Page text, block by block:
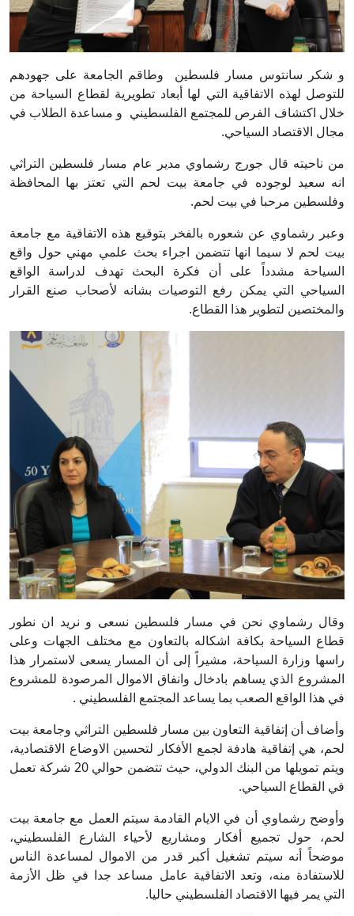
و شكر سانتوس مسار فلسطين وطاقم الجامعة على جهودهم
للتوصل لهذه الاتفاقية التي لها أبعاد تطويرية لقطاع السياحة من
خلال اكتشاف الفرص للمجتمع الفلسطيني و مساعدة الطلاب في
مجال الاقتصاد السياحي.
من ناحيته قال جورج رشماوي مدير عام مسار فلسطين التراثي
انه سعيد لوجوده في جامعة بيت لحم التي تعتز بها المحافظة
وفلسطين مرحبا في بيت لحم.
وعبر رشماوي عن شعوره بالفخر بتوقيع هذه الاتفاقية مع جامعة
بيت لحم لا سيما انها تتضمن اجراء بحث علمي مهني حول واقع
السياحة مشدداً على أن فكرة البحث تهدف لدراسة الواقع
السياحي التي يمكن رفع التوصيات بشانه لأصحاب صنع القرار
والمختصين لتطوير هذا القطاع.
وقال رشماوي نحن في مسار فلسطين نسعى و نريد ان نطور
قطاع السياحة بكافة اشكاله بالتعاون مع مختلف الجهات وعلى
راسها وزارة السياحة، مشيراً إلى أن المسار يسعى لاستمرار هذا
المشروع الذي يساهم بادخال وانفاق الاموال المرصودة للمشروع
في هذا الواقع الصعب بما يساعد المجتمع الفلسطيني .
وأضاف أن إتفاقية التعاون بين مسار فلسطين التراثي وجامعة بيت
لحم، هي إتفاقية هادفة لجمع الأفكار لتحسين الاوضاع الاقتصادية،
ويتم تمويلها من البنك الدولي، حيث تتضمن حوالي 20 شركة تعمل
في القطاع السياحي.
وأوضح رشماوي أن في الايام القادمة سيتم العمل مع جامعة بيت
لحم، حول تجميع أفكار ومشاريع لأحياء الشارع الفلسطيني،
موضحاً أنه سيتم تشغيل أكبر قدر من الاموال لمساعدة الناس
للاستفادة منه، وتعد الاتفاقية عامل مساعد جدا في ظل الأزمة
التي يمر فيها الاقتصاد الفلسطيني حاليا.